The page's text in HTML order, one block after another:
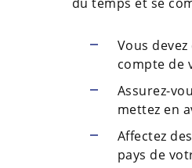
Vous
compte de
Assurez-
mettez en
Affectez
pays de